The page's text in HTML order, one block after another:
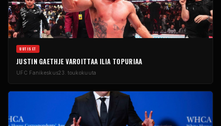
UUTISET
JUSTIN GAETHJE VAROITTAA ILIA TOPURIAA
UFC Fanikeskus23. toukokuuta